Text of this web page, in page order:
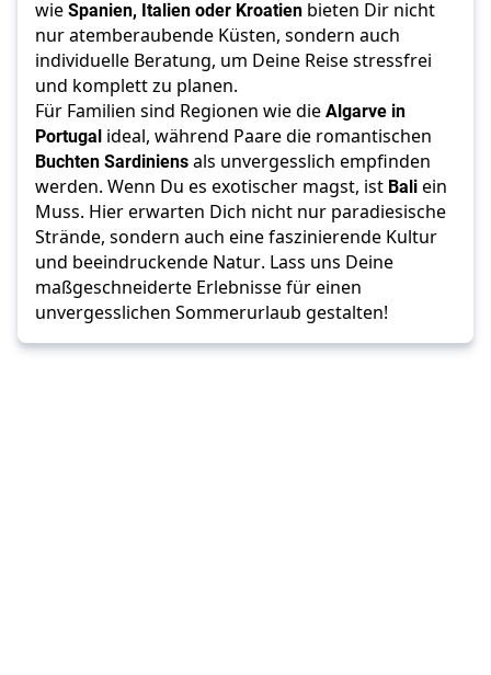
wie Spanien, Italien oder Kroatien bieten Dir nicht
nur atemberaubende Küsten, sondern auch
individuelle Beratung, um Deine Reise stressfrei
und komplett zu planen.
Für Familien sind Regionen wie die Algarve in
Portugal
Buchten Sardiniens als unvergesslich empfinden
werden. Wenn Du es exotischer magst, ist Bali ein
Muss. Hier erwarten Dich nicht nur paradiesische
Strände, sondern auch eine faszinierende Kultur
und beeindruckende Natur. Lass uns Deine
maßgeschneiderte Erlebnisse für einen
unvergesslichen Sommerurlaub gestalten!